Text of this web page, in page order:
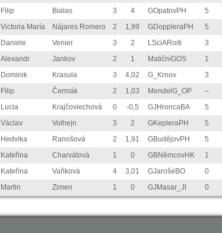
Filip Bialas 3 4 GOpatovPH 5
Victoria María Nájares Romero 2 1,99 GDoppleraPH 5
Daniele Venier 3 2 LSciARoiti 3
Alexandr Jankov 2 1 MatičníGOS 1
Dominik Krasula 3 4,02 G_Krnov 3
Filip Čermák 2 1,03 MendelG_OP –
Lucia Krajčoviechová 0 -0,5 GJHroncaBA 5
Václav Volhejn 3 2 GKepleraPH 5
Hedvika Ranošová 2 1,91 GBudějovPH 5
Kateřina Charvátová 1 0 GBNěmcovHK 1
Kateřina Vaňková 4 3,01 GJarošeBO 0
Martin Zimen 1 0 GJMasar_JI 0